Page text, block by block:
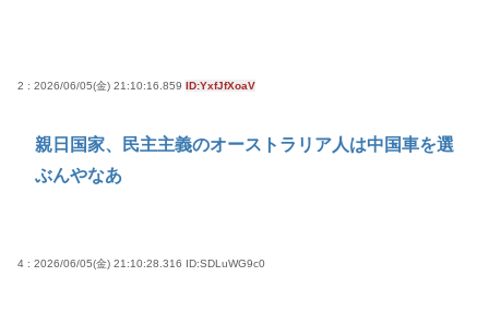
Powered by livedoor 相互RSS
2 : 2026/06/05(金) 21:10:16.859 ID:YxfJfXoaV
親日国家、民主主義のオーストラリア人は中国車を選
ぶんやなあ
4 : 2026/06/05(金) 21:10:28.316 ID:SDLuWG9c0